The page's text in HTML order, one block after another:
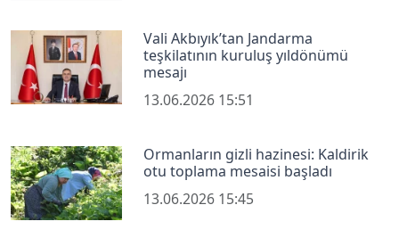
Vali Akbıyık’tan Jandarma
teşkilatının kuruluş yıldönümü
mesajı
13.06.2026 15:51
Ormanların gizli hazinesi: Kaldirik
otu toplama mesaisi başladı
13.06.2026 15:45